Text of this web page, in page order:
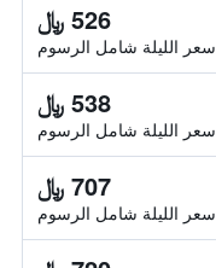
526 ﷼
سعر الليلة شامل الرسوم
538 ﷼
سعر الليلة شامل الرسوم
707 ﷼
سعر الليلة شامل الرسوم